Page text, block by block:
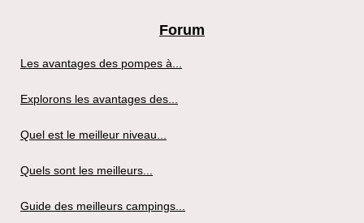
Forum
Les avantages des pompes à...
Explorons les avantages des...
Quel est le meilleur niveau...
Quels sont les meilleurs...
Guide des meilleurs campings...